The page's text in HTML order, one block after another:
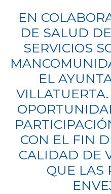
EN
DE SALUD
SERVICIOS
EL
CON EL FIN
CALIDAD DE
QUE LAS